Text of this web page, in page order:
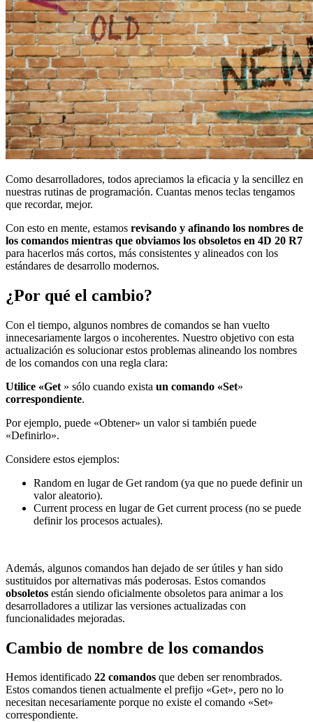
Como desarrolladores, todos apreciamos la eficacia y la sencillez en
nuestras rutinas de programación. Cuantas menos teclas tengamos
que recordar, mejor.
Con esto en mente, estamos revisando y afinando los nombres de
los comandos mientras que obviamos los obsoletos en 4D 20 R7
para hacerlos más cortos, más consistentes y alineados con los
estándares de desarrollo modernos.
¿Por qué el cambio?
Con el tiempo, algunos nombres de comandos se han vuelto
innecesariamente largos o incoherentes. Nuestro objetivo con esta
actualización es solucionar estos problemas alineando los nombres
de los comandos con una regla clara:
Utilice «Get » sólo cuando exista un comando «Set»
correspondiente.
Por ejemplo, puede «Obtener» un valor si también puede
«Definirlo».
Considere estos ejemplos:
Random en lugar de Get random (ya que no puede definir un
valor aleatorio).
Current process en lugar de Get current process (no se puede
definir los procesos actuales).
Además, algunos comandos han dejado de ser útiles y han sido
sustituidos por alternativas más poderosas. Estos comandos
obsoletos están siendo oficialmente obsoletos para animar a los
desarrolladores a utilizar las versiones actualizadas con
funcionalidades mejoradas.
Cambio de nombre de los comandos
Hemos identificado 22 comandos que deben ser renombrados.
Estos comandos tienen actualmente el prefijo «Get», pero no lo
necesitan necesariamente porque no existe el comando «Set»
correspondiente.